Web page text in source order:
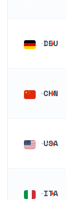
DEU
CHN
USA
ITA